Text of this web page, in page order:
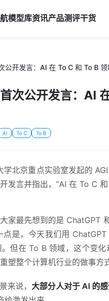
模型库资讯产品测评干货
公开发言：AI 在 To C 和 To B
次公开发言：AI
AI To C To B
学北京重点实验室发起的
发言并指出，“AI 在 To C 和
家最先想到的是
是，今天我们用
但在 To B 领域，这个变
塑整个计算机行业的做事方
来说， 大部分人对于 AI 的